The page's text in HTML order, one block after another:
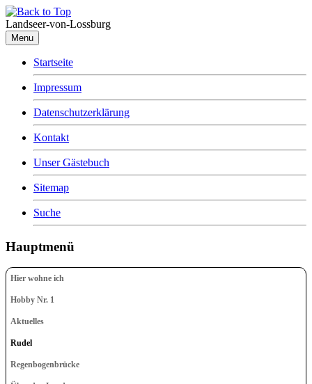
Landseer-von-Lossburg
Menu
Startseite
Impressum
Datenschutzerklärung
Kontakt
Unser Gästebuch
Sitemap
Suche
Hauptmenü
Hier wohne ich
Hobby Nr. 1
Aktuelles
Rudel
Regenbogenbrücke